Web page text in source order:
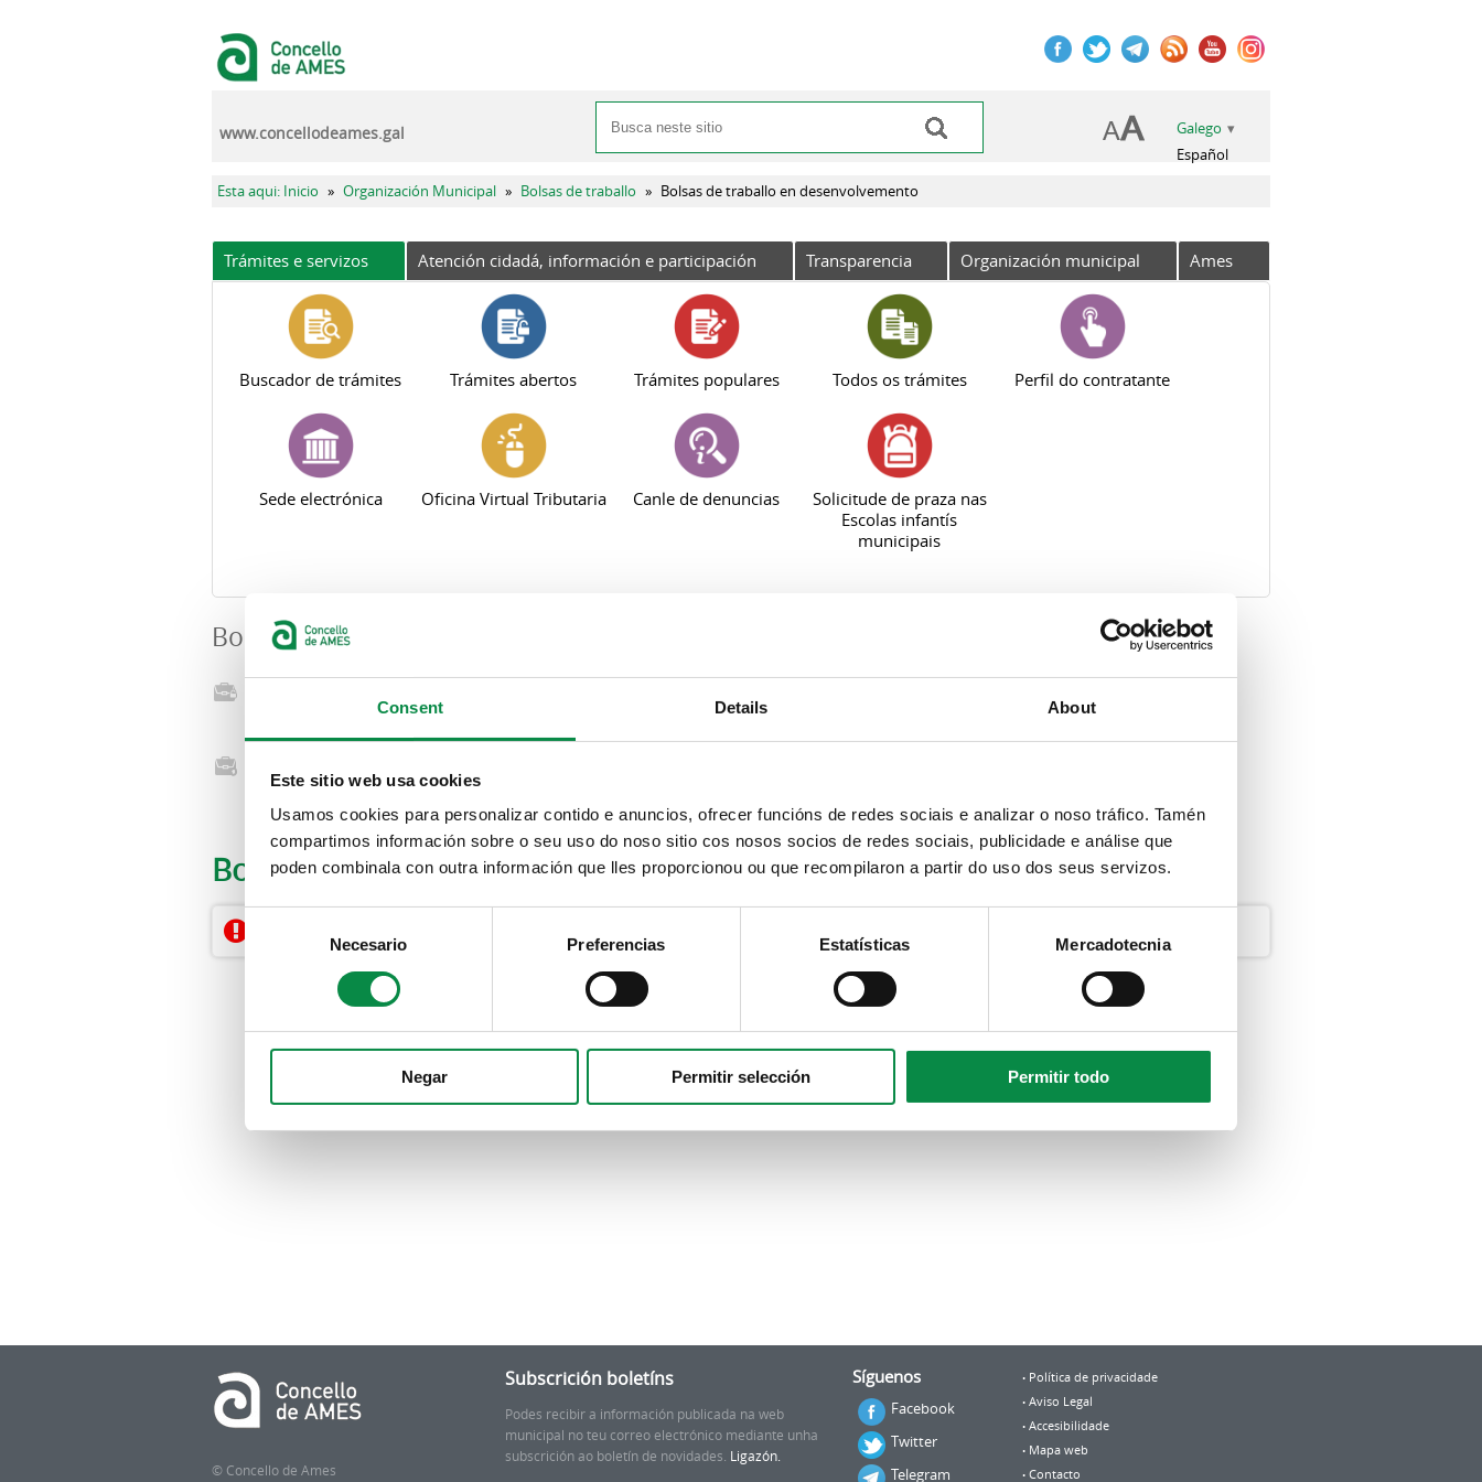
Consent Details About
Este sitio web usa cookies
Usamos cookies para personalizar contido e anuncios, ofrecer funcións de redes sociais e analizar o noso tráfico. Tamén
compartimos información sobre o seu uso do noso sitio cos nosos socios de redes sociais, publicidade e análise que
poden combinala con outra información que lles proporcionou ou que recompilaron a partir do uso dos seus servizos.
Consent
Selection
Necesario Preferencias Estatísticas Mercadotecnia
Negar Permitir selección Permitir todo
Formulario de busca
Buscar
Galego
Español
www.concellodeames.gal
Vostede está aquí
Esta aqui: Inicio » Organización Municipal » Bolsas de traballo » Bolsas de traballo en desenvolvemento
Trámites e servizos Atención cidadá, información e participación Transparencia Organización municipal Ames
Buscador de trámites Trámites abertos Trámites populares Todos os trámites Perfil do contratante
Sede electrónica Oficina Virtual Tributaria Canle de denuncias
Solicitude de praza nas
Escolas infantís
municipais
Bolsas de traballo
inscrición abertos
para a cobertura temporal
para interinidades ata a
cobertura de vacante
Bolsas de traballo en desenvolvemento
Non hai resultados dispoñibles
© Concello de Ames
Subscrición boletíns
Podes recibir a información publicada na web
municipal no teu correo electrónico mediante unha
subscrición ao boletín de novidades. Ligazón.
Síguenos
Facebook
Twitter
Telegram
Política de privacidade
Aviso Legal
Accesibilidade
Mapa web
Contacto